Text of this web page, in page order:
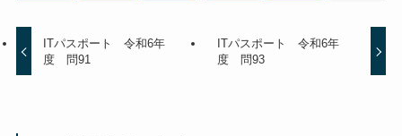
ITパスポート 令和6年
度 問91
ITパスポート 令和6年
度 問93